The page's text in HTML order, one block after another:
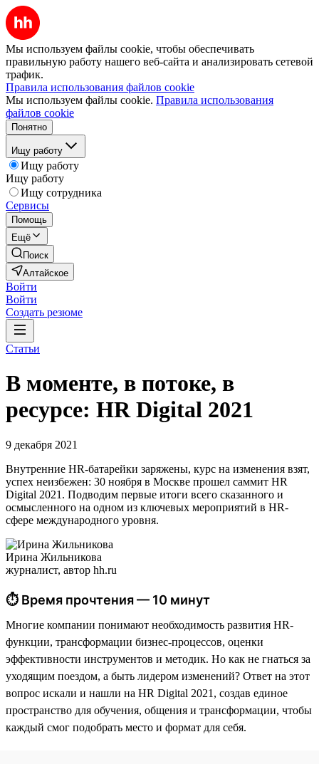
Мы используем файлы cookie, чтобы обеспечивать
правильную работу нашего веб-сайта и анализировать сетевой
трафик.
Правила использования файлов cookie
Мы используем файлы cookie. Правила использования
файлов cookie
Понятно
Ищу работу
Ищу работу
Ищу работу
Ищу сотрудника
Сервисы
Помощь
Ещё
Поиск
Алтайское
Войти
Войти
Создать резюме
Статьи
В моменте, в потоке, в
ресурсе: HR Digital 2021
9 декабря 2021
Внутренние HR-батарейки заряжены, курс на изменения взят,
успех неизбежен: 30 ноября в Москве прошел саммит HR
Digital 2021. Подводим первые итоги всего сказанного и
осмысленного на одном из ключевых мероприятий в HR-
сфере международного уровня.
Ирина Жильникова
журналист, автор hh.ru
⏱ Время прочтения — 10 минут
Многие компании понимают необходимость развития HR-
функции, трансформации бизнес-процессов, оценки
эффективности инструментов и методик. Но как не гнаться за
уходящим поездом, а быть лидером изменений? Ответ на этот
вопрос искали и нашли на HR Digital 2021, создав единое
пространство для обучения, общения и трансформации, чтобы
каждый смог подобрать место и формат для себя.